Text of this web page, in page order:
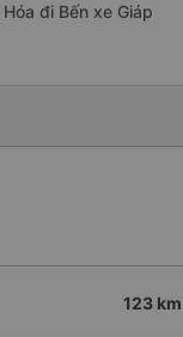
đi Bến xe Giáp
123 km